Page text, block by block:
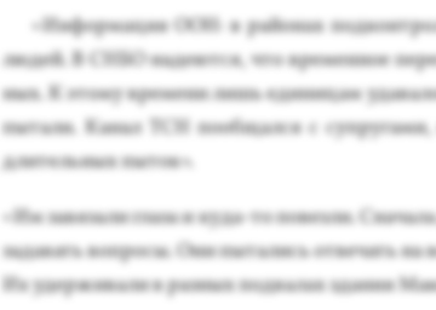
«Ин­форма­ция О­ОН: в рай­онах
лю­дей. В СНБО на­де­ют­ся, что вре­мен­ное
ных. К это­му вре­мени лишь еди­ницам
пы­тали. Ка­нал ТСН по­об­щался с
дли­тель­ных пы­ток».
«Им за­вяза­ли гла­за и ку­да-то по­вез­ли.
за­давать воп­ро­сы. Они пы­тались от­ве­чать
Их удер­жи­вали в раз­ных под­ва­лах зда­ния